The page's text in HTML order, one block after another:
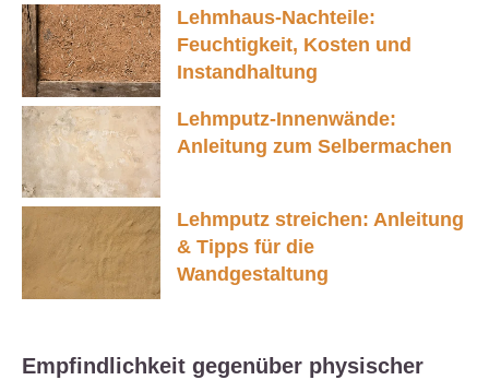
Lehmhaus-Nachteile:
Feuchtigkeit, Kosten und
Instandhaltung
Lehmputz-Innenwände:
Anleitung zum Selbermachen
Lehmputz streichen: Anleitung
& Tipps für die
Wandgestaltung
Empfindlichkeit gegenüber physischer